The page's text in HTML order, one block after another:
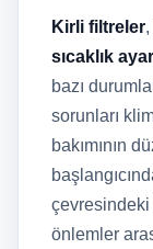
Kirli filtreler,
sıcaklık
bazı
sorunları
bakımının
çevresindeki
önlemler